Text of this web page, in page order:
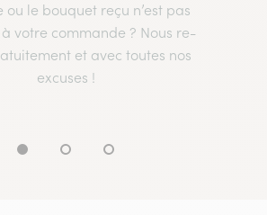
ou le bouquet reçu n’est pas
votre commande ? Nous re-
et avec toutes nos
excuses !